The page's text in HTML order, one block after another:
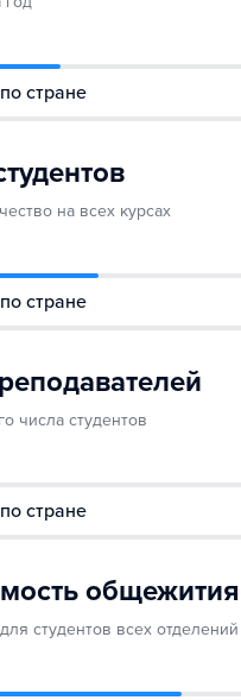
стране
на всех курсах
стране
числа студентов
стране
общежития
студентов всех отделений